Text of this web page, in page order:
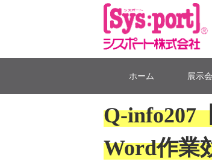
ホーム 展示
Q-info207
Word作業